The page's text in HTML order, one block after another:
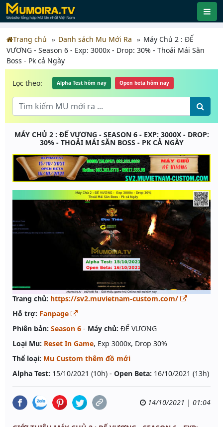
Trang chủ Danh sách Mu Mới Ra
Máy Chủ 2 : ĐẾ
VƯƠNG - Season 6 - Exp: 3000x - Drop: 30% - Thoải Mái Săn
Boss - Pk cả Ngày
Lọc theo: Alpha Test hôm nay Open beta hôm nay
MÁY CHỦ 2 : ĐẾ VƯƠNG - SEASON 6 - EXP: 3000X - DROP:
30% - THOẢI MÁI SĂN BOSS - PK CẢ NGÀY
Trang chủ: https://sv2.muvietnam-custom.com/
Hỗ trợ: Fanpage
Phiên bản: Season 6 - Máy chủ: ĐẾ VƯƠNG
Loại Mu: Reset In Game, Exp 3000x, Drop 30%
Thể loại: Mu Custom thêm đồ mới
Alpha Test: 15/10/2021 (10h) - Open Beta: 16/10/2021 (13h)
14/10/2021 | 01:04